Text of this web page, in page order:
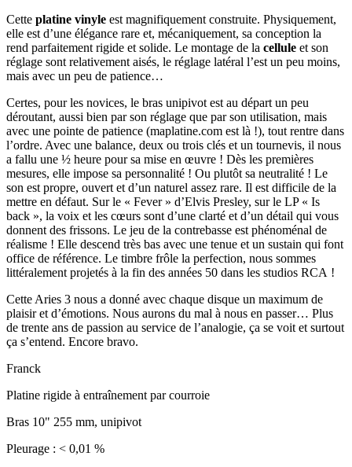
Cette platine vinyle est magnifiquement construite. Physiquement,
elle est d’une élégance rare et, mécaniquement, sa conception la
rend parfaitement rigide et solide. Le montage de la cellule et son
réglage sont relativement aisés, le réglage latéral l’est un peu moins,
mais avec un peu de patience…
Certes, pour les novices, le bras unipivot est au départ un peu
déroutant, aussi bien par son réglage que par son utilisation, mais
avec une pointe de patience (maplatine.com est là !), tout rentre dans
l’ordre. Avec une balance, deux ou trois clés et un tournevis, il nous
a fallu une ½ heure pour sa mise en œuvre ! Dès les premières
mesures, elle impose sa personnalité ! Ou plutôt sa neutralité ! Le
son est propre, ouvert et d’un naturel assez rare. Il est difficile de la
mettre en défaut. Sur le « Fever » d’Elvis Presley, sur le LP « Is
back », la voix et les cœurs sont d’une clarté et d’un détail qui vous
donnent des frissons. Le jeu de la contrebasse est phénoménal de
réalisme ! Elle descend très bas avec une tenue et un sustain qui font
office de référence. Le timbre frôle la perfection, nous sommes
littéralement projetés à la fin des années 50 dans les studios RCA !
Cette Aries 3 nous a donné avec chaque disque un maximum de
plaisir et d’émotions. Nous aurons du mal à nous en passer… Plus
de trente ans de passion au service de l’analogie, ça se voit et surtout
ça s’entend. Encore bravo.
Franck
Platine rigide à entraînement par courroie
Bras 10" 255 mm, unipivot
Pleurage : < 0,01 %